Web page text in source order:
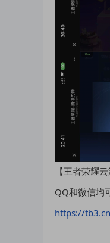
【王者荣耀
QQ和微信均
https://